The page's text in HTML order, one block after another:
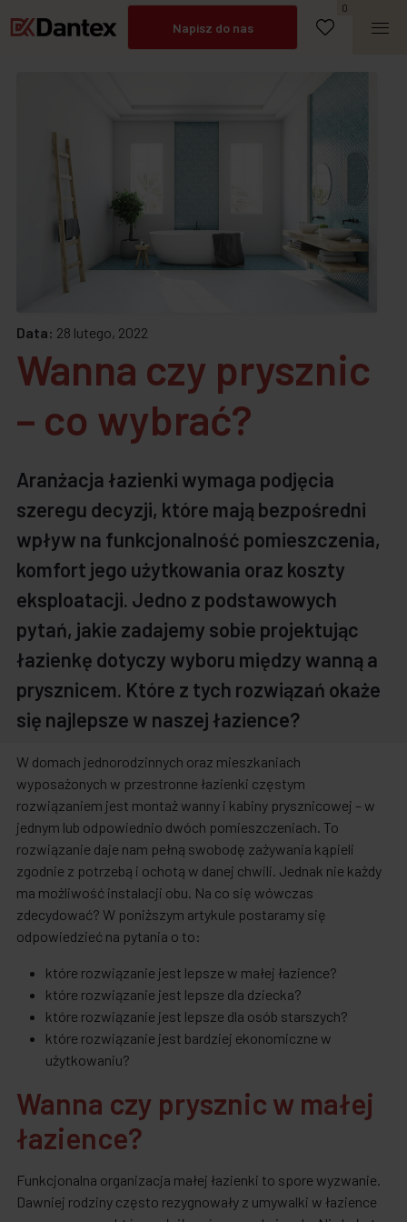
Napisz do nas
Zadzwoń
0
Data: 28 lutego, 2022
Wanna czy prysznic
– co wybrać?
Aranżacja łazienki wymaga podjęcia
szeregu decyzji, które mają bezpośredni
wpływ na funkcjonalność pomieszczenia,
komfort jego użytkowania oraz koszty
eksploatacji. Jedno z podstawowych
pytań, jakie zadajemy sobie projektując
łazienkę dotyczy wyboru między wanną a
prysznicem. Które z tych rozwiązań okaże
się najlepsze w naszej łazience?
W domach jednorodzinnych oraz mieszkaniach
wyposażonych w przestronne łazienki częstym
rozwiązaniem jest montaż wanny i kabiny prysznicowej – w
jednym lub odpowiednio dwóch pomieszczeniach. To
rozwiązanie daje nam pełną swobodę zażywania kąpieli
zgodnie z potrzebą i ochotą w danej chwili. Jednak nie każdy
ma możliwość instalacji obu. Na co się wówczas
zdecydować? W poniższym artykule postaramy się
odpowiedzieć na pytania o to:
które rozwiązanie jest lepsze w małej łazience?
które rozwiązanie jest lepsze dla dziecka?
które rozwiązanie jest lepsze dla osób starszych?
które rozwiązanie jest bardziej ekonomiczne w
użytkowaniu?
Wanna czy prysznic w małej
łazience?
Funkcjonalna organizacja małej łazienki to spore wyzwanie.
Dawniej rodziny często rezygnowały z umywalki w łazience